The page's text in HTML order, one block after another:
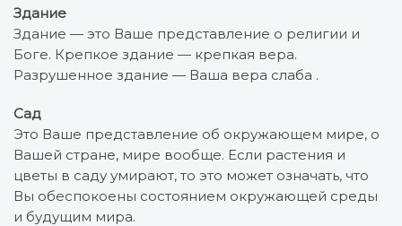
Здание
Здание — это Ваше представление о религии и
Боге. Крепкое здание — крепкая вера.
Разрушенное здание — Ваша вера слаба .
Сад
Это Ваше представление об окружающем мире, о
Вашей стране, мире вообще. Если растения и
цветы в саду умирают, то это может означать, что
Вы обеспокоены состоянием окружающей среды
и будущим мира.